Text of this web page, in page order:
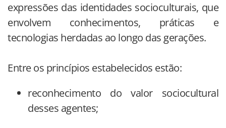
expressões das identidades socioculturais, que
envolvem conhecimentos, práticas e
tecnologias herdadas ao longo das gerações.
Entre os princípios estabelecidos estão:
reconhecimento do valor sociocultural
desses agentes;